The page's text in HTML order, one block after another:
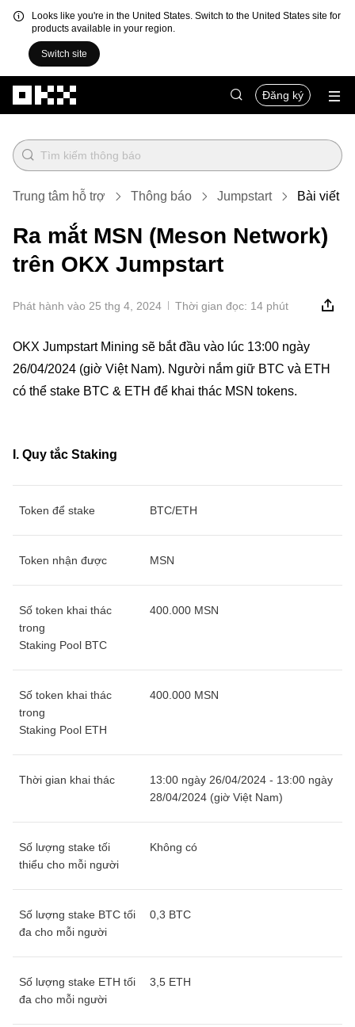
Looks like you're in the United States. Switch to the United States site for
products available in your region.
Switch site
Đăng ký
Trung tâm hỗ trợ Thông báo Jumpstart Bài viết
Ra mắt MSN (Meson Network)
trên OKX Jumpstart
Phát hành vào 25 thg 4, 2024 Thời gian đọc: 14 phút
OKX Jumpstart Mining sẽ bắt đầu vào lúc 13:00 ngày
26/04/2024 (giờ Việt Nam). Người nắm giữ BTC và ETH
có thể stake BTC & ETH để khai thác MSN tokens.
I. Quy tắc Staking
Token để stake BTC/ETH
Token nhận được MSN
Số token khai thác
trong
Staking Pool BTC
400.000 MSN
Số token khai thác
trong
Staking Pool ETH
400.000 MSN
Thời gian khai thác
13:00 ngày 26/04/2024 - 13:00 ngày
28/04/2024 (giờ Việt Nam)
Số lượng stake tối
thiểu cho mỗi người
Không có
Số lượng stake BTC tối
đa cho mỗi người
0,3 BTC
Số lượng stake ETH tối
đa cho mỗi người
3,5 ETH